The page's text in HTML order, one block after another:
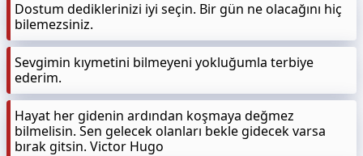
Dostum dediklerinizi iyi seçin. Bir gün ne olacağını hiç
bilemezsiniz.
Sevgimin kıymetini bilmeyeni yokluğumla terbiye
ederim.
Hayat her gidenin ardından koşmaya değmez
bilmelisin. Sen gelecek olanları bekle gidecek varsa
bırak gitsin. Victor Hugo